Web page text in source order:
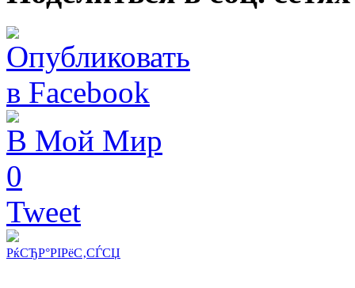
В Мой Мир
0
Tweet
РќСЂР°РІРёС‚СЃСЏ